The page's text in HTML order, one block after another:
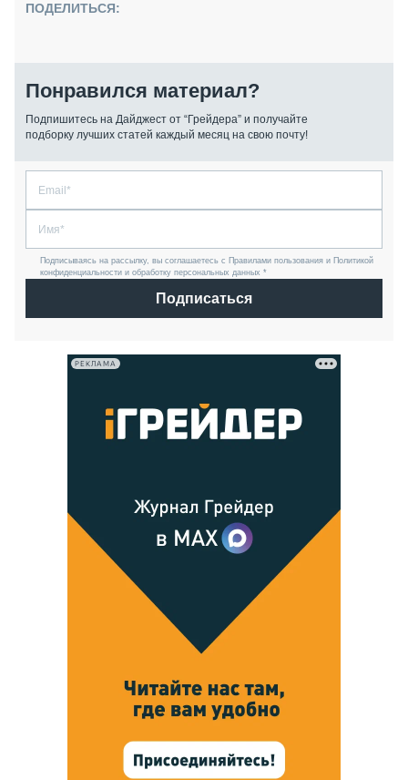
ПОДЕЛИТЬСЯ:
Понравился материал?
Подпишитесь на Дайджест от “Грейдера” и получайте
подборку лучших статей каждый месяц на свою почту!
Подписываясь на рассылку, вы соглашаетесь с Правилами пользования и Политикой
конфиденциальности и обработку персональных данных *
Подписаться
РЕКЛАМА